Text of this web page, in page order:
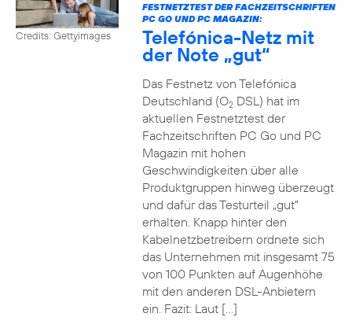
Credits: Gettyimages
FESTNETZTEST DER FACHZEITSCHRIFTEN
PC GO UND PC MAGAZIN:
Telefónica-Netz mit
der Note „gut“
Das Festnetz von Telefónica
Deutschland (O2DSL) hat im
aktuellen Festnetztest der
Fachzeitschriften PC Go und PC
Magazin mit hohen
Geschwindigkeiten über alle
Produktgruppen hinweg überzeugt
und dafür das Testurteil „gut“
erhalten. Knapp hinter den
Kabelnetzbetreibern ordnete sich
das Unternehmen mit insgesamt 75
von 100 Punkten auf Augenhöhe
mit den anderen DSL-Anbietern
ein. Fazit: Laut […]